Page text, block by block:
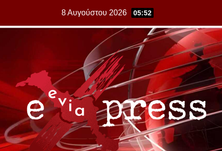
8 Αυγούστου 2026 05:52